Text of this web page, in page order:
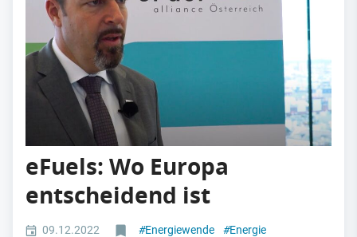
eFuels: Wo Europa
entscheidend ist
09.12.2022 #Energiewende #Energie